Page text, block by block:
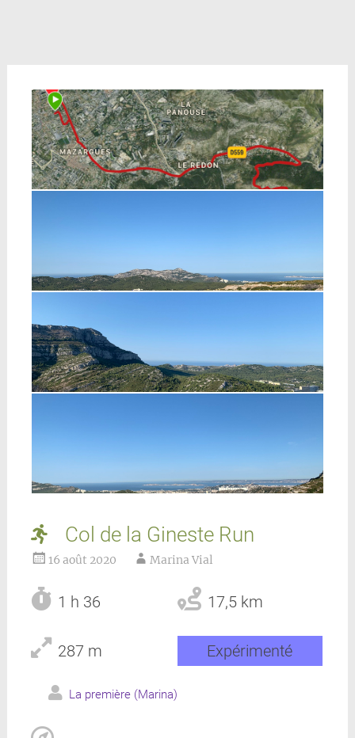
Col de la Gineste Run
16 août 2020 Marina Vial
1 h 36 17,5 km
287 m Expérimenté
La première (Marina)